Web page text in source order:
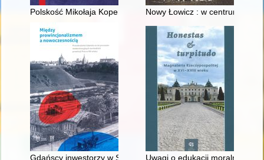
Polskość Mikołaja Kopernika z rodu ŚlązakaNowy Łowicz : w centrum
Gdańscy inwestorzy w Sopocie : prestiż finansowy i
Uwagi o edukacji moralnej